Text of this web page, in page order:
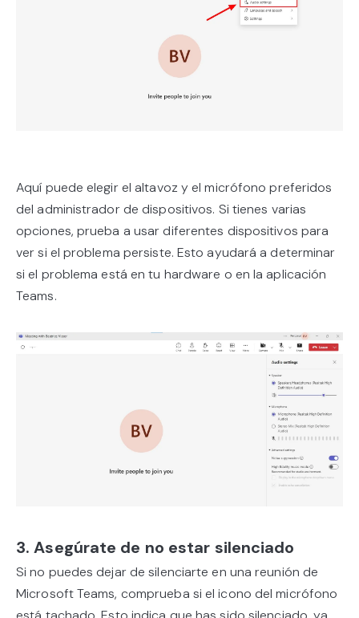
Aquí puede elegir el altavoz y el micrófono preferidos
del administrador de dispositivos. Si tienes varias
opciones, prueba a usar diferentes dispositivos para
ver si el problema persiste. Esto ayudará a determinar
si el problema está en tu hardware o en la aplicación
Teams.
3. Asegúrate de no estar silenciado
Si no puedes dejar de silenciarte en una reunión de
Microsoft Teams, comprueba si el icono del micrófono